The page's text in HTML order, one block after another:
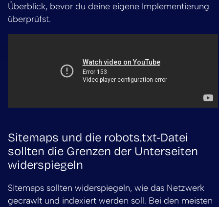
Überblick, bevor du deine eigene Implementierung
überprüfst.
Sitemaps und die robots.txt-Datei
sollten die Grenzen der Unterseiten
widerspiegeln
Sitemaps sollten widerspiegeln, wie das Netzwerk
gecrawlt und indexiert werden soll. Bei den meisten